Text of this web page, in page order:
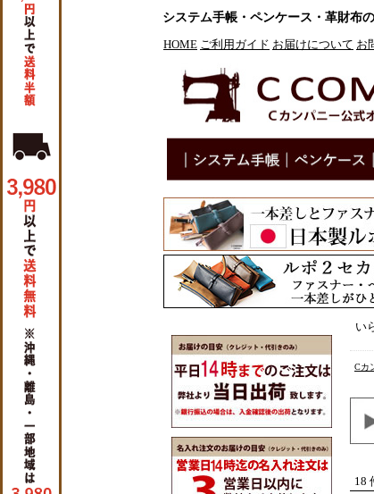
システム手帳・ペンケース・革財布
HOME ご利用ガイド お届けについて お
い
Cカ
18